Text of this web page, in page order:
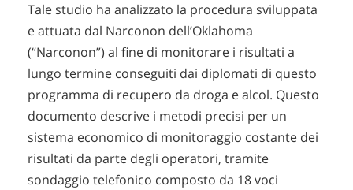
Tale studio ha analizzato la procedura sviluppata
e attuata dal Narconon dell’Oklahoma
(“Narconon”) al fine di monitorare i risultati a
lungo termine conseguiti dai diplomati di questo
programma di recupero da droga e alcol. Questo
documento descrive i metodi precisi per un
sistema economico di monitoraggio costante dei
risultati da parte degli operatori, tramite
sondaggio telefonico composto da 18 voci